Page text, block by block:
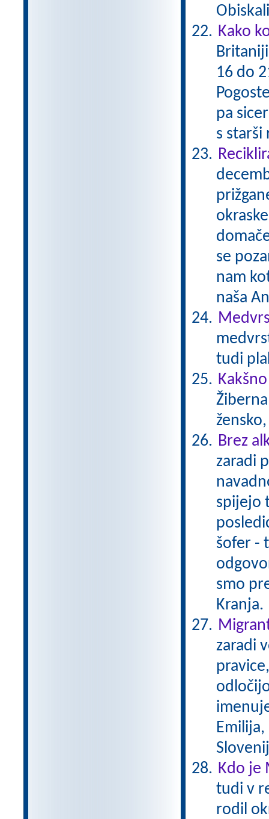
Kako
16 do
pa
s
se
nam
naša
tudi
Brez
zaradi
spijejo
šofer -
smo
Kranja.
zaradi
Kdo je
tudi v
rodil